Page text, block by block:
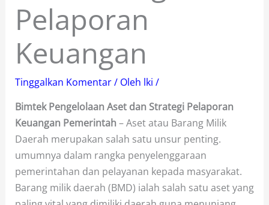
Pelaporan
Keuangan
Tinggalkan Komentar/ Oleh lki /
Bimtek Pengelolaan Aset dan Strategi Pelaporan
Keuangan Pemerintah – Aset atau Barang Milik
Daerah merupakan salah satu unsur penting.
umumnya dalam rangka penyelenggaraan
pemerintahan dan pelayanan kepada masyarakat.
Barang milik daerah (BMD) ialah salah satu aset yang